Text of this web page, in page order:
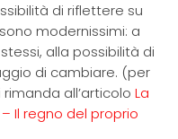
di riflettere su
modernissimi: a
alla possibilità di
di cambiare. (per
all’articolo La
Il regno del proprio